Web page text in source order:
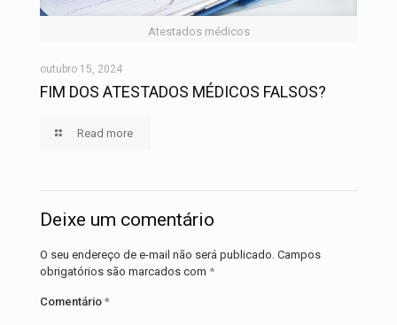
Atestados médicos
outubro 15, 2024
FIM DOS ATESTADOS MÉDICOS FALSOS?
Read more
Deixe um comentário
O seu endereço de e-mail não será publicado. Campos
obrigatórios são marcados com *
Comentário *